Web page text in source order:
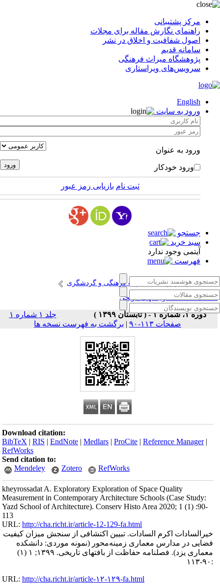
مرکز پشتیبانی
راهنمای نگارش مقاله برای مجلات
اصول شفافیت و اخلاق در نشر
سامانه قدیم
پژوهشگاه میراث فرهنگی
سرویس‌های ویراستاری
English
ورود به سایت
ورود به عنوان
ورود خودکار
ثبت نام بازیابی رمز عبور
جستجو
سبد خرید
آیتمی وجود ندارد
فهرست
انتشارات پژوهشگاه میراث فرهنگی و گردشگری
حفاظت از بافتهای تاریخی
دوره ۱، شماره ۱ - ( تابستان ۱۳۹۹ )
جلد ۱ شماره ۱
صفحات ۱۱۳-۹۰
| برگشت به فهرست نسخه ها
Download citation:
BibTeX |RIS |EndNote |Medlars |ProCite |Reference Manager
RefWorks
Send citation to:
Mendeley
Zotero RefWorks
kheyrossadat A. Exploratory Exploration of Space Quality
Measurement in Contemporary Architecture Schools (Case Study:
Yazd School of Architecture). Conserv Histo Area 2020; 1 (1) :90-
113
URL:http://cha.richt.ir/article-12-129-fa.html
خیرالسادات اکرم السادات. تبیین اکتشافی از سنجش میزان کیفیت
فضایی در مدارس معماری زمینه‌محور (نمونه موردی: دانشکده
معماری یزد). فصلنامه حفاظت از بافتهای تاریخی. ۱۳۹۹; ۱ (۱)
URL:http://cha.richt.ir/article-۱۲-۱۲۹-fa.html